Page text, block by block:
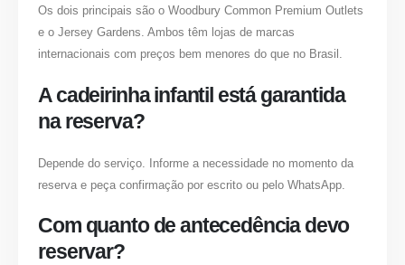
Os dois principais são o Woodbury Common Premium Outlets
e o Jersey Gardens. Ambos têm lojas de marcas
internacionais com preços bem menores do que no Brasil.
A cadeirinha infantil está garantida
na reserva?
Depende do serviço. Informe a necessidade no momento da
reserva e peça confirmação por escrito ou pelo WhatsApp.
Com quanto de antecedência devo
reservar?